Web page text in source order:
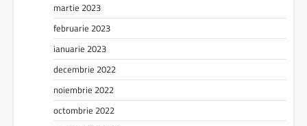
martie 2023
februarie 2023
ianuarie 2023
decembrie 2022
noiembrie 2022
octombrie 2022